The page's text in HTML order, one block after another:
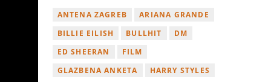
ANTENA ZAGREB
ARIANA GRANDE
BILLIE EILISH
BULLHIT
DM
ED SHEERAN
FILM
GLAZBENA ANKETA
HARRY STYLES